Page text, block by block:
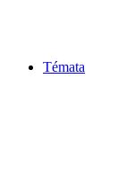
Témata